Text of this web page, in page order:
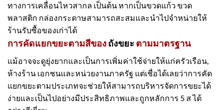
ทางการเคลื่อนไหวสากล เป็นต้น หากเป็นขวดแก้ว ขวด
พลาสติก กล่องกระดาษสามารถสะสมและนำไปจำหน่ายให้
ร้านรับซื้อของเก่าได้
การคัดแยกขยะตามสีของถังขยะ ตามมาตรฐาน
แม้อาจจะดูยุ่งยากและเป็นการเพิ่มค่าใช้จ่ายให้แก่ครัวเรือน,
ห้างร้าน เอกชนและหน่วยงานภาครัฐ แต่เชื่อได้เลยว่าการคัด
แยกขยะตามประเภทจะช่วยให้สามารถบริหารจัดการขยะได้
ง่ายและเป็นไปอย่างมีประสิทธิภาพและถูกหลักการ 5 ส ได้